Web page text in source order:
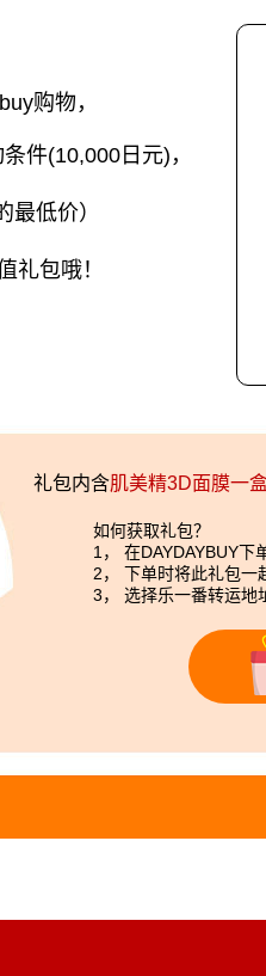
购物，
件(10,000日元)，
最低价）
礼包哦！
礼包内含肌美精3D面膜一
如何获取礼包？
1， 在DAYDAYBUY下
2， 下单时将此礼包一
3， 选择乐一番转运地